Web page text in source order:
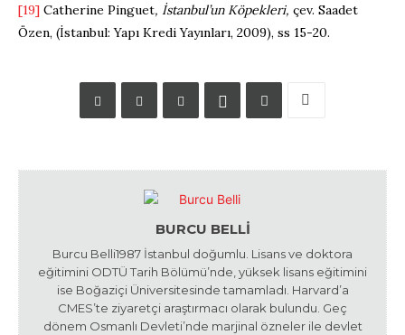
[19] Catherine Pinguet, İstanbul’un Köpekleri, çev. Saadet
Özen, (İstanbul: Yapı Kredi Yayınları, 2009), ss 15-20.
BURCU BELLI
Burcu Belli1987 İstanbul doğumlu. Lisans ve doktora
eğitimini ODTÜ Tarih Bölümü’nde, yüksek lisans eğitimini
ise Boğaziçi Üniversitesinde tamamladı. Harvard’a
CMES’te ziyaretçi araştırmacı olarak bulundu. Geç
dönem Osmanlı Devleti’nde marjinal özneler ile devlet